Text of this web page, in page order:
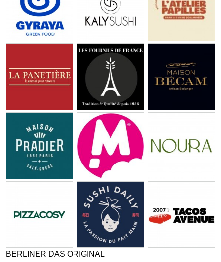
BERLINER DAS ORIGINAL